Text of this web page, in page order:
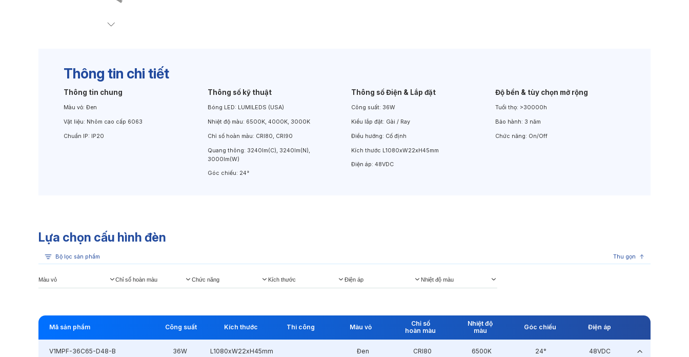
Thông tin chi tiết
Thông tin chung
Màu vỏ: Đen
Vật liệu: Nhôm cao cấp 6063
Chuẩn IP: IP20
Thông số kỹ thuật
Bóng LED: LUMILEDS (USA)
Nhiệt độ màu: 6500K, 4000K, 3000K
Chỉ số hoàn màu: CRI80, CRI90
Quang thông: 3240lm(C), 3240lm(N),
3000lm(W)
Góc chiếu: 24°
Thông số Điện & Lắp đặt
Công suất: 36W
Kiểu lắp đặt: Gài / Ray
Điều hướng: Cố định
Kích thước L1080xW22xH45mm
Điện áp:48VDC
Độ bền & tùy chọn mở rộng
Tuổi thọ: >30000h
Bảo hành: 3 năm
Chức năng: On/Off
Lựa chọn cấu hình đèn
Bộ lọc sản phẩm Thu gọn
Màu vỏ Chỉ số hoàn màu Chức năng Kích thước Điện áp Nhiệt độ màu
Mã sản phẩm Công suất Kích thước Thi công Màu vỏ
Chỉ số
hoàn màu
Nhiệt độ
màu
Góc chiếu Điện áp
V1MPF-36C65-D48-B 36W L1080xW22xH45mm Đen CRI80 6500K 24° 48VDC